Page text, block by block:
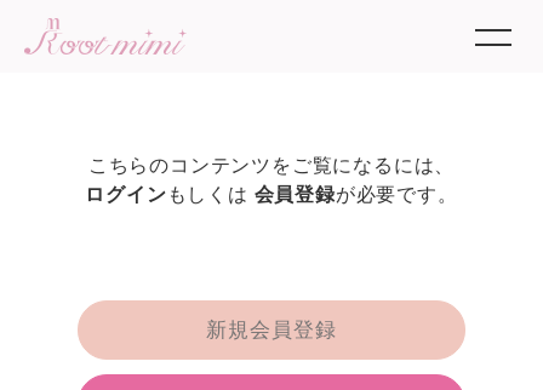
こちらのコンテンツをご覧になるには、
ログイン もしくは 会員登録が必要です。
新規会員登録